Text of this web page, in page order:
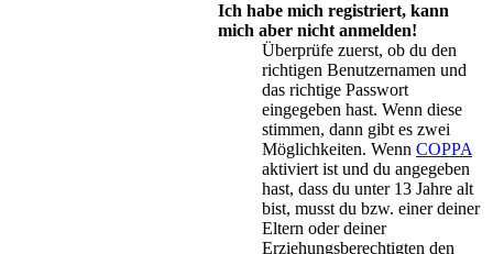
Ich habe mich registriert, kann
mich aber nicht anmelden!
Überprüfe zuerst, ob du den
richtigen Benutzernamen und
das richtige Passwort
eingegeben hast. Wenn diese
stimmen, dann gibt es zwei
Möglichkeiten. Wenn COPPA
aktiviert ist und du angegeben
hast, dass du unter 13 Jahre alt
bist, musst du bzw. einer deiner
Eltern oder deiner
Erziehungsberechtigten den